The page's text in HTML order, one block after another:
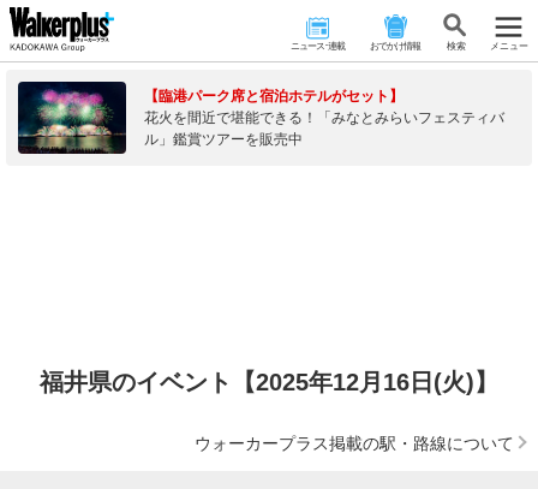
ニュース･連載 おでかけ情報 検 索 メニュー
【臨港パーク席と宿泊ホテルがセット】
花火を間近で堪能できる！「みなとみらいフェスティバ
ル」鑑賞ツアーを販売中
福井県のイベント【2025年12月16日(火)】
ウォーカープラス掲載の駅・路線について